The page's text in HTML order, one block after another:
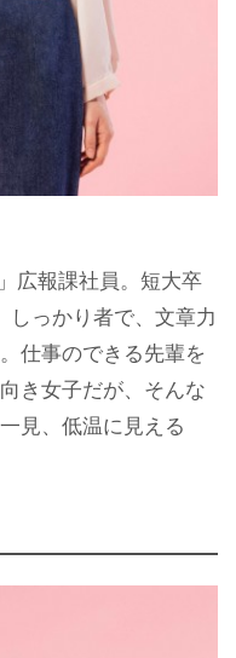
広報課社員。短大卒
っかり者で、文章力
仕事のできる先輩を
き女子だが、そんな
見、低温に見える